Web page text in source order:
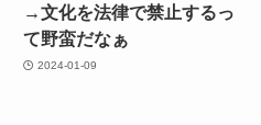
→文化を法律で禁止するっ
て野蛮だなぁ
2024-01-09